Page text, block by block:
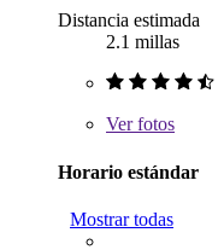
Distancia estimada
2.1 millas
Verfotos
Horario estándar
Mostrar todas